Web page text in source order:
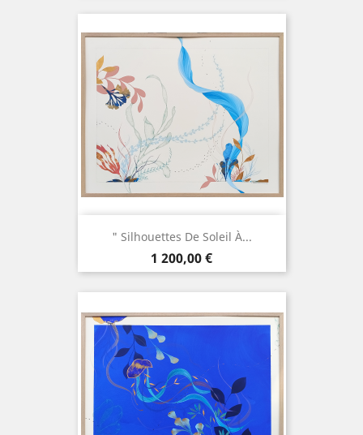
" Silhouettes De Soleil À...
Prix
1 200,00 €